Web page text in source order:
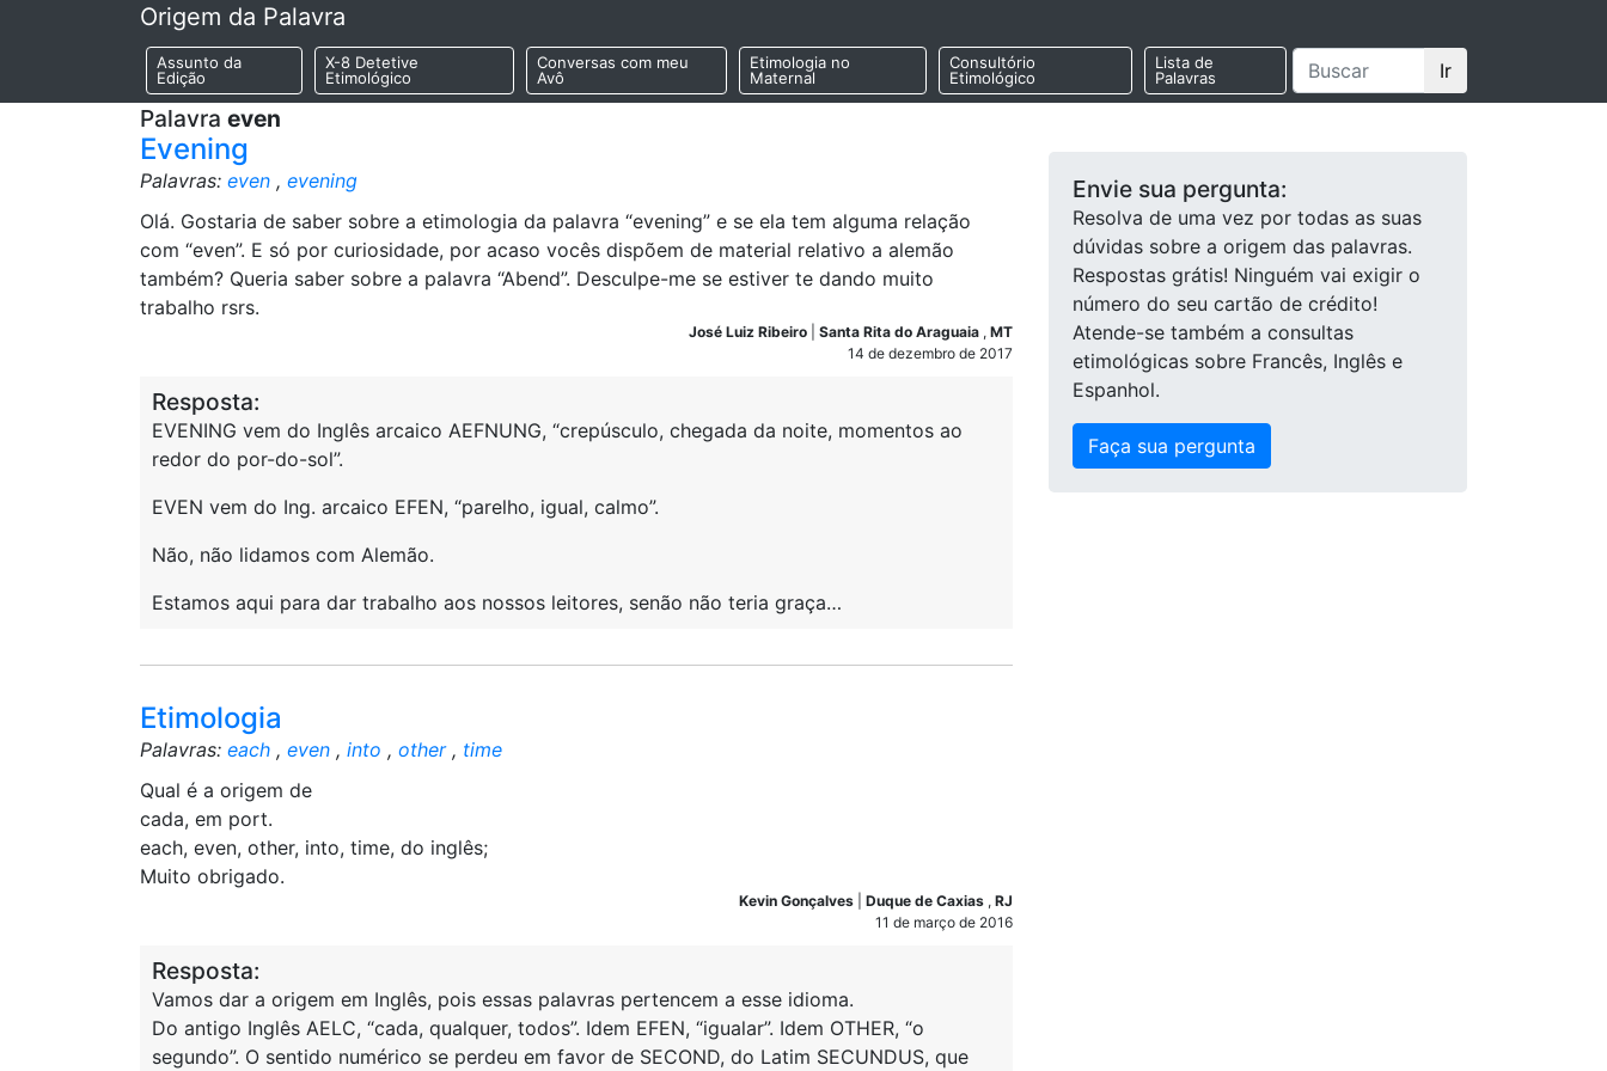
Origem da Palavra
Assunto da
Edição
X-8 Detetive
Etimológico
Conversas com meu
Avô
Etimologia no
Maternal
Consultório
Etimológico
Lista de
Palavras
Ir
Palavra even
Evening
Palavras: even , evening
Olá. Gostaria de saber sobre a etimologia da palavra “evening” e se ela tem alguma relação
com “even”. E só por curiosidade, por acaso vocês dispõem de material relativo a alemão
também? Queria saber sobre a palavra “Abend”. Desculpe-me se estiver te dando muito
trabalho rsrs.
José Luiz Ribeiro Santa Rita do Araguaia , MT
14 de dezembro de 2017
Resposta:
EVENING vem do Inglês arcaico AEFNUNG, “crepúsculo, chegada da noite, momentos ao
redor do por-do-sol”.
EVEN vem do Ing. arcaico EFEN, “parelho, igual, calmo”.
Não, não lidamos com Alemão.
Estamos aqui para dar trabalho aos nossos leitores, senão não teria graça…
Etimologia
Palavras: each , even , into , other, time
Qual é a origem de
cada, em port.
each, even, other, into, time, do inglês;
Muito obrigado.
Kevin Gonçalves Duque de Caxias , RJ
11 de março de 2016
Resposta:
Vamos dar a origem em Inglês, pois essas palavras pertencem a esse idioma.
Do antigo Inglês AELC, “cada, qualquer, todos”. Idem EFEN, “igualar”. Idem OTHER, “o
segundo”. O sentido numérico se perdeu em favor de SECOND, do Latim SECUNDUS, que
Envie sua pergunta:
Resolva de uma vez por todas as suas
dúvidas sobre a origem das palavras.
Respostas grátis! Ninguém vai exigir o
número do seu cartão de crédito!
Atende-se também a consultas
etimológicas sobre Francês, Inglês e
Espanhol.
Faça sua pergunta